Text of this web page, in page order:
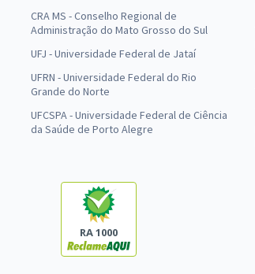
CRA MS - Conselho Regional de
Administração do Mato Grosso do Sul
UFJ - Universidade Federal de Jataí
UFRN - Universidade Federal do Rio
Grande do Norte
UFCSPA - Universidade Federal de Ciência
da Saúde de Porto Alegre
RA 1000